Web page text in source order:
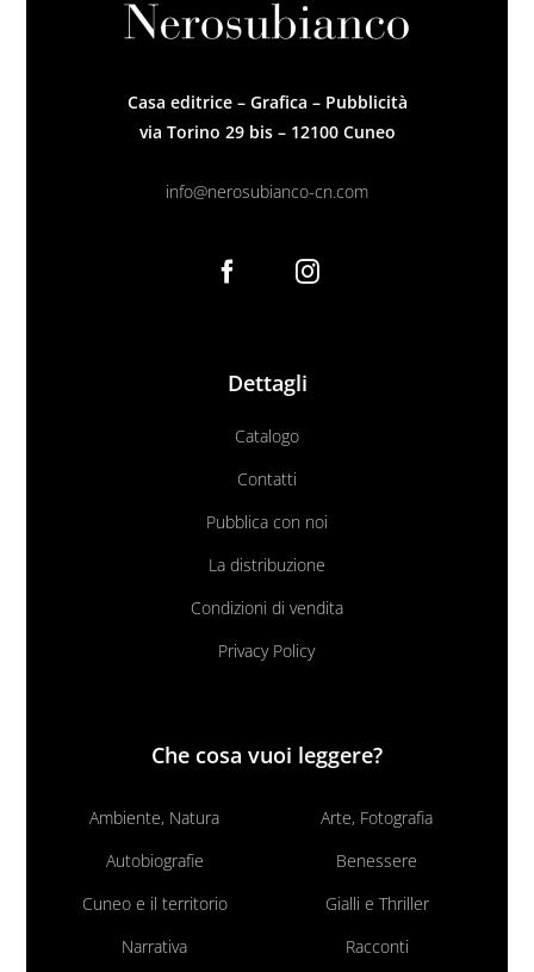
Casa editrice – Grafica – Pubblicità
via Torino 29 bis – 12100 Cuneo
info@nerosubianco-cn.com
Dettagli
Catalogo
Contatti
Pubblica con noi
La distribuzione
Condizioni di vendita
Privacy Policy
Che cosa vuoi leggere?
Ambiente, Natura
Arte, Fotografia
Autobiografie
Benessere
Cuneo e il territorio
Gialli e Thriller
Narrativa
Racconti